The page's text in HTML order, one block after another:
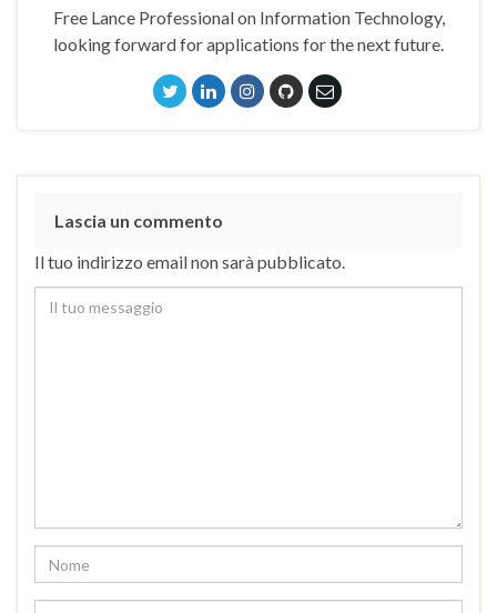
Free Lance Professional on Information Technology,
looking forward for applications for the next future.
Lascia un commento
Il tuo indirizzo email non sarà pubblicato.